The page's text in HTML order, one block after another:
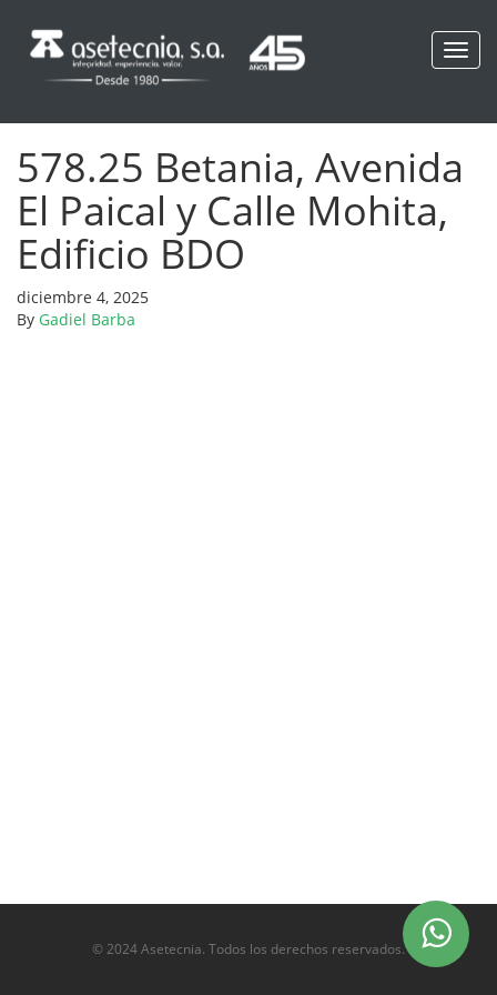
578.25 Betania, Avenida
El Paical y Calle Mohita,
Edificio BDO
diciembre 4, 2025
By Gadiel Barba
© 2024 Asetecnia. Todos los derechos reservados.